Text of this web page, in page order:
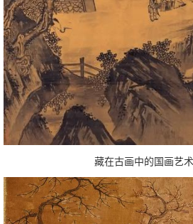
藏在古画中的国画艺